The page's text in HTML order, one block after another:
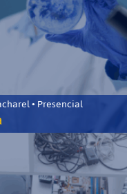
• Presencial